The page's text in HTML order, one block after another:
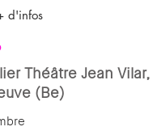
d'infos
Théâtre Jean Vilar,
(Be)